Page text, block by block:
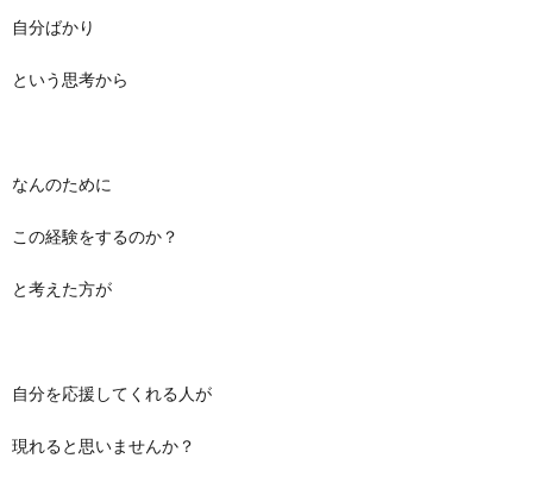
自分ばかり
という思考から
なんのために
この経験をするのか？
と考えた方が
自分を応援してくれる人が
現れると思いませんか？